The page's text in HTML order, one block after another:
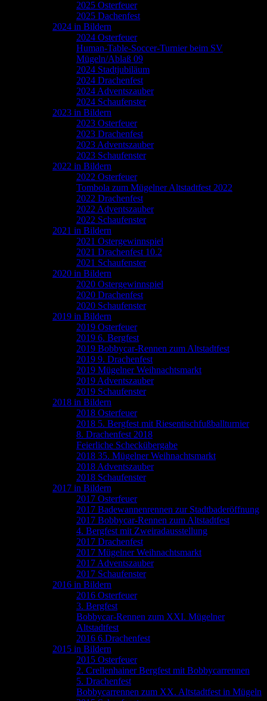
2025 Osterfeuer
2025 Dachenfest
2024 in Bildern
2024 Osterfeuer
Human-Table-Soccer-Turnier beim SV
Mügeln/Ablaß 09
2024 Stadtjubiläum
2024 Drachenfest
2024 Adventszauber
2024 Schaufenster
2023 in Bildern
2023 Osterfeuer
2023 Drachenfest
2023 Adventszauber
2023 Schaufenster
2022 in Bildern
2022 Osterfeuer
Tombola zum Mügelner Altstadtfest 2022
2022 Drachenfest
2022 Adventszauber
2022 Schaufenster
2021 in Bildern
2021 Ostergewinnspiel
2021 Drachenfest 10.2
2021 Schaufenster
2020 in Bildern
2020 Ostergewinnspiel
2020 Drachenfest
2020 Schaufenster
2019 in Bildern
2019 Osterfeuer
2019 6. Bergfest
2019 Bobbycar-Rennen zum Altstadtfest
2019 9. Drachenfest
2019 Mügelner Weihnachtsmarkt
2019 Adventszauber
2019 Schaufenster
2018 in Bildern
2018 Osterfeuer
2018 5. Bergfest mit Riesentischfußballturnier
8. Drachenfest 2018
Feierliche Scheckübergabe
2018 35. Mügelner Weihnachtsmarkt
2018 Adventszauber
2018 Schaufenster
2017 in Bildern
2017 Osterfeuer
2017 Badewannenrennen zur Stadtbaderöffnung
2017 Bobbycar-Rennen zum Altstadtfest
4. Bergfest mit Zweiradausstellung
2017 Drachenfest
2017 Mügelner Weihnachtsmarkt
2017 Adventszauber
2017 Schaufenster
2016 in Bildern
2016 Osterfeuer
3. Bergfest
Bobbycar-Rennen zum XXI. Mügelner
Altstadtfest
2016 6.Drachenfest
2015 in Bildern
2015 Osterfeuer
2. Crellenhainer Bergfest mit Bobbycarrennen
5. Drachenfest
Bobbycarrennen zum XX. Altstadtfest in Mügeln